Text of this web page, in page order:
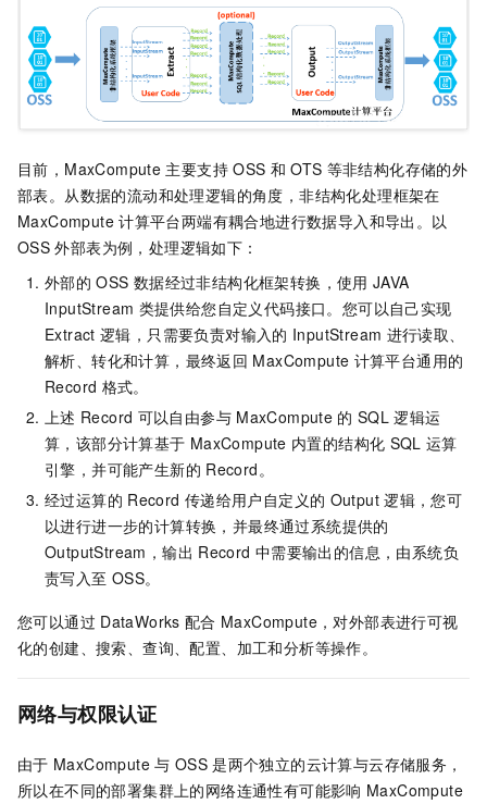
目前，MaxCompute 主要支持 OSS 和 OTS 等非结构化存储的外
部表。从数据的流动和处理逻辑的角度，非结构化处理框架在
MaxCompute 计算平台两端有耦合地进行数据导入和导出。以
OSS 外部表为例，处理逻辑如下：
外部的 OSS 数据经过非结构化框架转换，使用 JAVA
InputStream 类提供给您自定义代码接口。您可以自己实现
Extract 逻辑，只需要负责对输入的 InputStream 进行读取、
解析、转化和计算，最终返回 MaxCompute 计算平台通用的
Record 格式。
上述 Record 可以自由参与 MaxCompute 的 SQL 逻辑运
算，该部分计算基于 MaxCompute 内置的结构化 SQL 运算
引擎，并可能产生新的 Record。
经过运算的 Record 传递给用户自定义的 Output 逻辑，您可
以进行进一步的计算转换，并最终通过系统提供的
OutputStream，输出 Record 中需要输出的信息，由系统负
责写入至 OSS。
您可以通过 DataWorks 配合 MaxCompute，对外部表进行可视
化的创建、搜索、查询、配置、加工和分析等操作。
网络与权限认证
由于 MaxCompute 与 OSS 是两个独立的云计算与云存储服务，
所以在不同的部署集群上的网络连通性有可能影响 MaxCompute